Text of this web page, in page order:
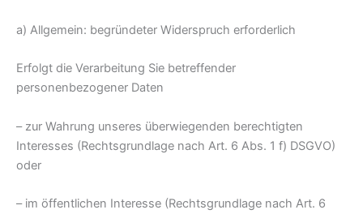
a) Allgemein: begründeter Widerspruch erforderlich
Erfolgt die Verarbeitung Sie betreffender
personenbezogener Daten
– zur Wahrung unseres überwiegenden berechtigten
Interesses (Rechtsgrundlage nach Art. 6 Abs. 1 f) DSGVO)
oder
– im öffentlichen Interesse (Rechtsgrundlage nach Art. 6